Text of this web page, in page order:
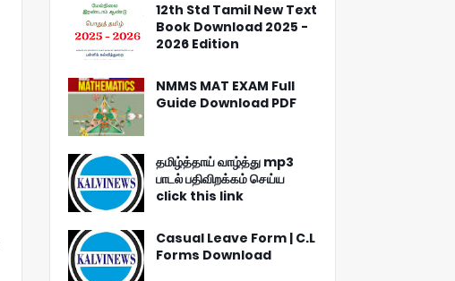
12th Std Tamil New Text
Book Download 2025 -
2026 Edition
NMMS MAT EXAM Full
Guide Download PDF
தமிழ்த்தாய் வாழ்த்து mp3
பாடல் பதிவிறக்கம் செய்ய
click this link
Casual Leave Form | C.L
Forms Download